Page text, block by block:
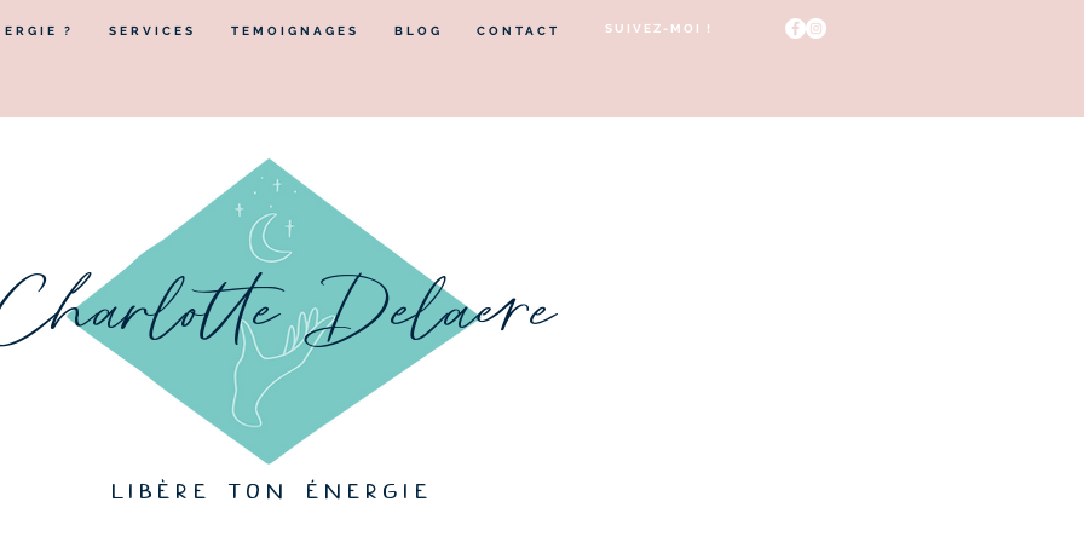
? SERVICES TEMOIGNAGES BLOG CONTACT SUIVEZ-MOI !
Delaere
libère ton énergie